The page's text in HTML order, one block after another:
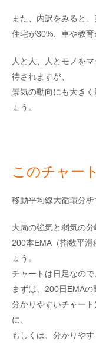
また、内訳をみると
住宅が30%、車や教育
人と人、人とモノを
待されますが、
景気の動向にも大き
ょう。
このチャー
移動平均線大循環分析
大局の強気と弱気の
200本EMA（指数平
ょう。
チャートは日足なので
まずは、200日EMAの
分かりやすいチャー
に、
もしくは、分かりや